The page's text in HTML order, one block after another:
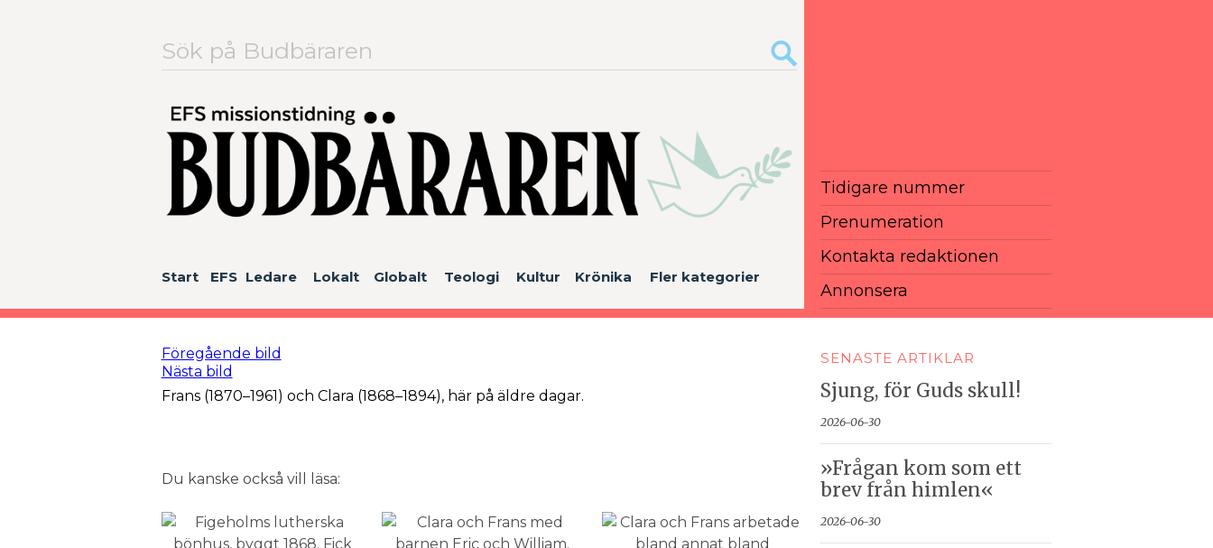
Sök
efter:
Start EFS Ledare Lokalt Globalt Teologi Kultur Krönika Fler kategorier
Tidigare nummer
Prenumeration
Kontakta redaktionen
Annonsera
Föregående bild
Nästa bild
Frans (1870–1961) och Clara (1868–1894), här på äldre dagar.
Du kanske också vill läsa:
SENASTE ARTIKLAR
Sjung, för Guds skull!
2026-06-30
»Frågan kom som ett
brev från himlen«
2026-06-30